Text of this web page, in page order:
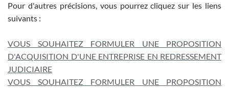
Pour d'autres précisions, vous pourrez cliquez sur les liens
suivants :
VOUS SOUHAITEZ FORMULER UNE PROPOSITION
D'ACQUISITION D'UNE ENTREPRISE EN REDRESSEMENT
JUDICIAIRE
VOUS SOUHAITEZ FORMULER UNE PROPOSITION